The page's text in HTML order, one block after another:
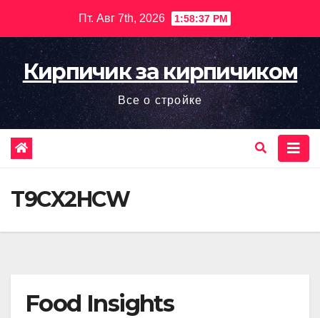
содержимому
Пт. Авг 7th, 2026 1:58:38 PM
Кирпичик за кирпичиком
Все о стройке
T9CX2HCW
Food Insights